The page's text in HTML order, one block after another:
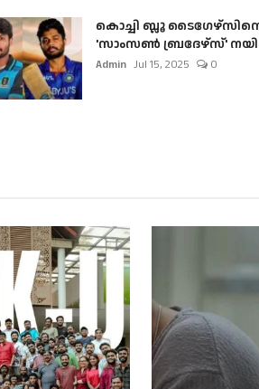
കൊച്ചി ബ്ലൂ
'സാംസൺ ബ്രദേഴ്സ്'
Admin Jul 15, 2025 0